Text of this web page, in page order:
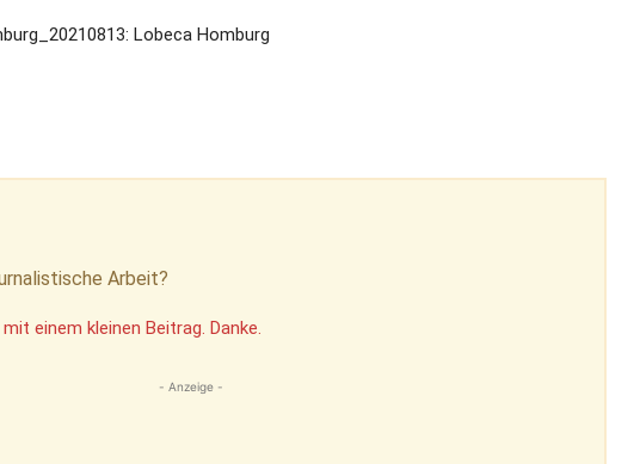
Lobeca Homburg
Arbeit?
einem kleinen Beitrag. Danke.
- Anzeige -